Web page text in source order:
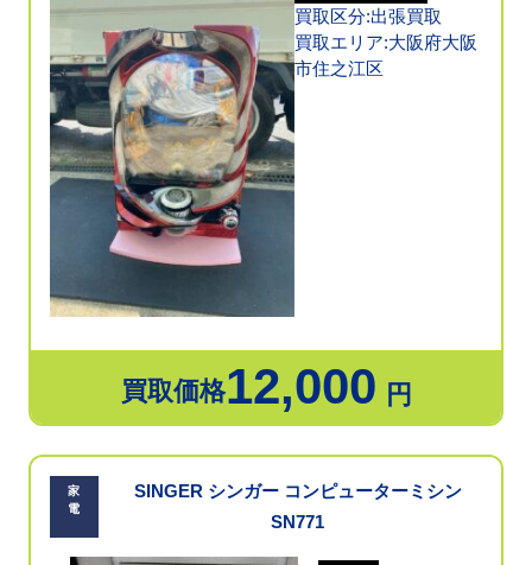
買取区分:出張買取
買取エリア:大阪府大阪
市住之江区
買取価格12,000 円
家
電
SINGER シンガー コンピューターミシン
SN771